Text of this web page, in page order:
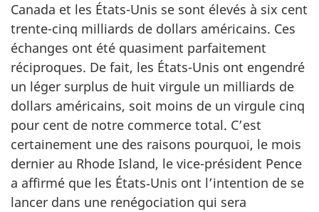
Canada et les États-Unis se sont élevés à six cent
trente-cinq milliards de dollars américains. Ces
échanges ont été quasiment parfaitement
réciproques. De fait, les États-Unis ont engendré
un léger surplus de huit virgule un milliards de
dollars américains, soit moins de un virgule cinq
pour cent de notre commerce total. C’est
certainement une des raisons pourquoi, le mois
dernier au Rhode Island, le vice-président Pence
a affirmé que les États‑Unis ont l’intention de se
lancer dans une renégociation qui sera